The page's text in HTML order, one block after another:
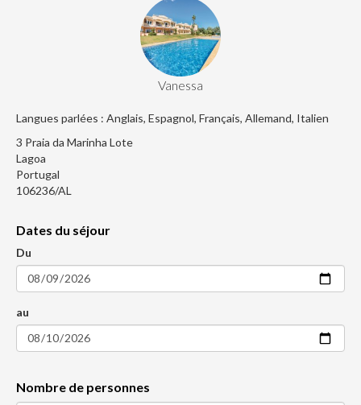
Vanessa
Langues parlées : Anglais, Espagnol, Français, Allemand, Italien
3 Praia da Marinha Lote
Lagoa
Portugal
106236/AL
Dates du séjour
Du
au
Nombre de personnes